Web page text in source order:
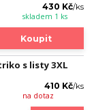
430 Kč/ks
skladem 1 ks
Koupit
s listy 3XL
410 Kč/ks
na dotaz